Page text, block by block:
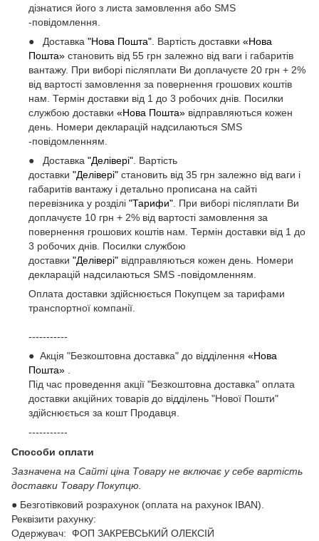
дізнатися його з листа замовлення або SMS
-повідомлення.
● Доставка "Нова Пошта" . Вартість доставки «Нова
Пошта» становить від 55 грн залежно від ваги і габаритів
вантажу. При виборі післяплати Ви доплачуєте 20 грн + 2%
від вартості замовлення за повернення грошових коштів
нам. Термін доставки від 1 до 3 робочих днів. Посилки
службою доставки «Нова Пошта» відправляються кожен
день. Номери декларацій надсилаються SMS
-повідомленням.
● Доставка "Делівері" . Вартість
доставки "Делівері" становить від 35 грн залежно від ваги і
габаритів вантажу і детально прописана на сайті
перевізника у розділі "Тарифи" . При виборі післяплати Ви
доплачуєте 10 грн + 2% від вартості замовлення за
повернення грошових коштів нам. Термін доставки від 1 до
3 робочих днів. Посилки службою
доставки "Делівері" відправляються кожен день. Номери
декларацій надсилаються SMS -повідомленням.
Оплата доставки здійснюється Покупцем за тарифами
транспортної компанії.
-----------
● Акція "Безкоштовна доставка" до відділення «Нова
Пошта»
Під час проведення акції "Безкоштовна доставка" оплата
доставки акційних товарів до відділень "Нової Пошти"
здійснюється за кошт Продавця.
-----------
Способи оплати
Зазначена на Сайті ціна Товару не включає у себе вартість
доставки Товару Покупцю.
● Безготівковий розрахунок (оплата на рахунок IBAN).
Реквізити рахунку:
Одержувач: ФОП ЗАКРЕВСЬКИЙ ОЛЕКСІЙ